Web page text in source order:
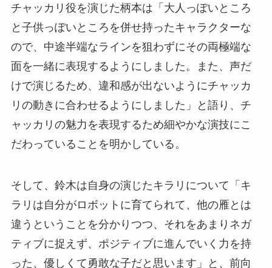
チャッカリ役を演じた柄本は「大人っぽいところ
と子供っぽいところを併せ持ったキャラクターな
ので、中途半端なラインを狙わずにその両極端な
面を一緒に表現するようにしました。また、声だ
けで演じるため、違和感が出ないようにチャッカ
リの動きに合わせるようにしました」と語り、チ
ャッカリの魅力を表現するため細やかな演技にこ
だわっていることを明かしている。
そして、鈴木は自身の演じたキラリについて「キ
ラリは自分がロボットに育てられて、他の雁とは
違うということを分かりつつ、それをあまりネガ
ティブに捉えず、ポジティブに進んでいく力を持
った、優しくて勇敢な子だと思います」と、前向